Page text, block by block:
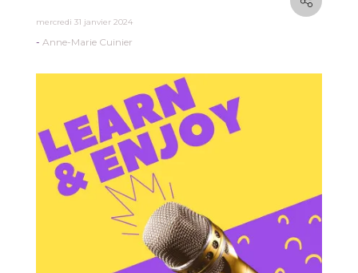
mercredi 31 janvier 2024
Anne-Marie Cuinier